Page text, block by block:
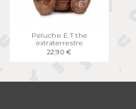
APERÇU RAPIDE
Peluche E.T the
extraterrestre
22,90 €